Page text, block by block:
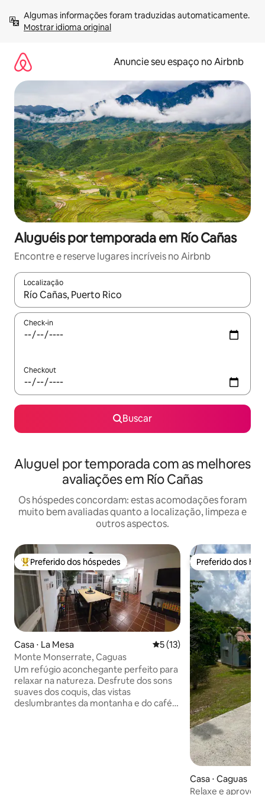
para
Mostrar idioma original
Anuncie seu espaço no Airbnb
Aluguéis por temporada em Río Cañas
Encontre e reserve lugares incríveis no Airbnb
Localização
Quando os resultados estiverem disponíveis, explore-os
Check-in
Checkout
Buscar
Aluguel por temporada com as melhores
avaliações em Río Cañas
Os hóspedes concordam: estas acomodações foram
muito bem avaliadas quanto a localização, limpeza e
outros aspectos.
Entre os melhores preferidos dos hóspedes
Preferido dos hóspedes
Casa ⋅ La Mesa 5 de uma avaliação média
5 (13)
Monte Monserrate, Caguas
Um refúgio aconchegante perfeito para
relaxar na natureza. Desfrute dos sons
suaves dos coquis, das vistas
deslumbrantes da montanha e do café
Preferido dos
Preferido dos
Casa ⋅ Caguas
Relaxe e aproveite. O paraíso de